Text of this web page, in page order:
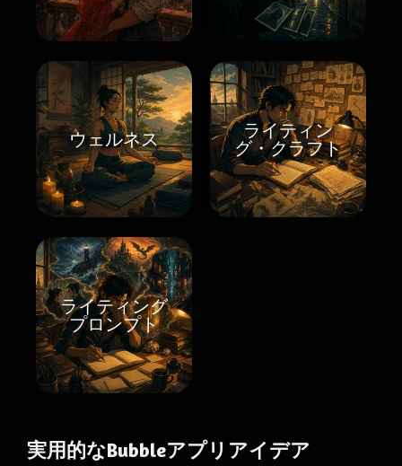
ウェルネス
ライティン
グ・クラフト
ライティング
プロンプト
実用的なBubbleアプリアイデア